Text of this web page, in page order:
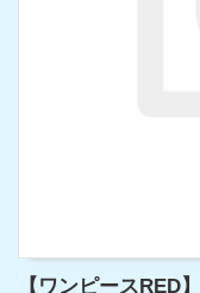
【ワンピースRED